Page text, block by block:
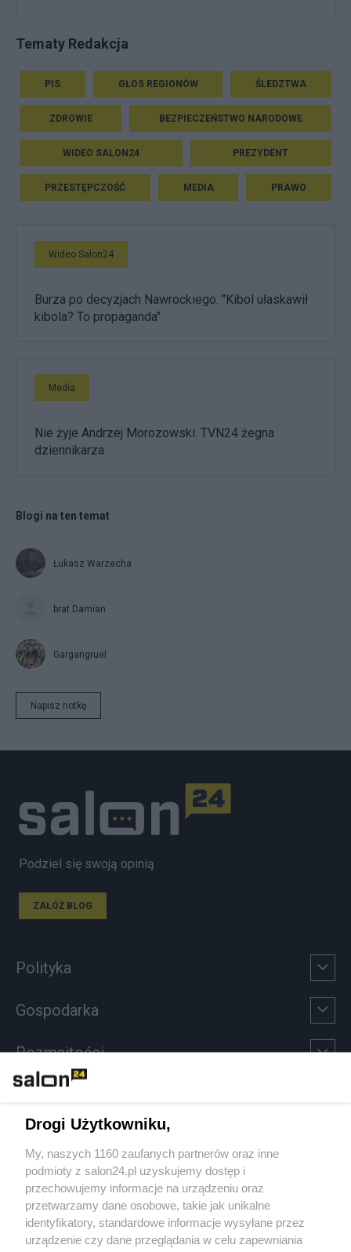
Tematy Redakcja
PIS GŁOS REGIONÓW ŚLEDZTWA
ZDROWIE BEZPIECZEŃSTWO NARODOWE
WIDEO SALON24 PREZYDENT
PRZESTĘPCZOŚĆ MEDIA PRAWO
Wideo Salon24
Burza po decyzjach Nawrockiego. "Kibol ułaskawił
kibola? To propaganda"
Media
Nie żyje Andrzej Morozowski. TVN24 żegna
dziennikarza
Blogi na ten temat
Łukasz Warzecha
brat Damian
Gargangruel
Napisz notkę
Podziel się swoją opinią
ZAŁÓŻ BLOG
Polityka
Gospodarka
Rozmaitości
Sport
Społeczeństwo
Kultura
Drogi Użytkowniku,
My, naszych 1160 zaufanych partnerów oraz inne
podmioty z salon24.pl uzyskujemy dostęp i
przechowujemy informacje na urządzeniu oraz
przetwarzamy dane osobowe, takie jak unikalne
identyfikatory, standardowe informacje wysyłane przez
urządzenie czy dane przeglądania w celu zapewniania